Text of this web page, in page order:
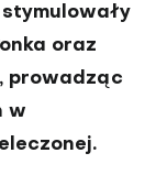
oraz
prowadząc
w